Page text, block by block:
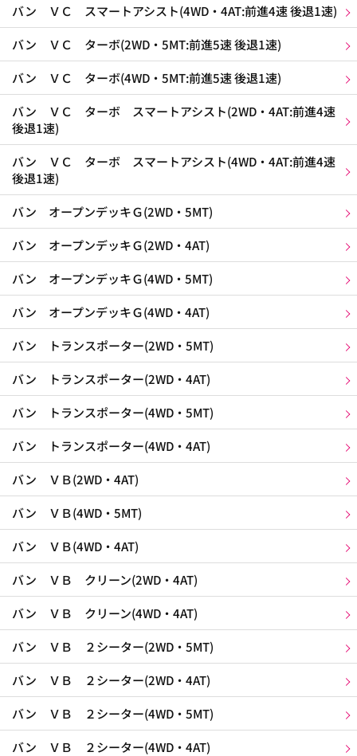
バン ＶＣ スマートアシスト(4WD・4AT:前進4速 後退1速)
バン ＶＣ ターボ(2WD・5MT:前進5速 後退1速)
バン ＶＣ ターボ(4WD・5MT:前進5速 後退1速)
バン ＶＣ ターボ スマートアシスト(2WD・4AT:前進4速
後退1速)
バン ＶＣ ターボ スマートアシスト(4WD・4AT:前進4速
後退1速)
バン オープンデッキＧ(2WD・5MT)
バン オープンデッキＧ(2WD・4AT)
バン オープンデッキＧ(4WD・5MT)
バン オープンデッキＧ(4WD・4AT)
バン トランスポーター(2WD・5MT)
バン トランスポーター(2WD・4AT)
バン トランスポーター(4WD・5MT)
バン トランスポーター(4WD・4AT)
バン ＶＢ(2WD・4AT)
バン ＶＢ(4WD・5MT)
バン ＶＢ(4WD・4AT)
バン ＶＢ クリーン(2WD・4AT)
バン ＶＢ クリーン(4WD・4AT)
バン ＶＢ ２シーター(2WD・5MT)
バン ＶＢ ２シーター(2WD・4AT)
バン ＶＢ ２シーター(4WD・5MT)
バン ＶＢ ２シーター(4WD・4AT)